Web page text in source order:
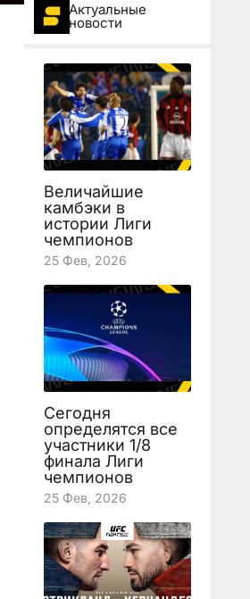
Актуальные
новости
Величайшие
камбэки в
истории Лиги
чемпионов
25 Фев, 2026
Сегодня
определятся все
участники 1/8
финала Лиги
чемпионов
25 Фев, 2026